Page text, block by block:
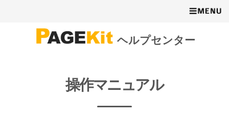
ヘルプセンター
操作マニュアル